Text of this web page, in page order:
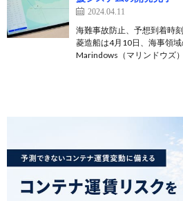
2024.04.11
海難事故防止、予想到着時
菱造船は4月10日、海事領
Marindows（マリンドウズ